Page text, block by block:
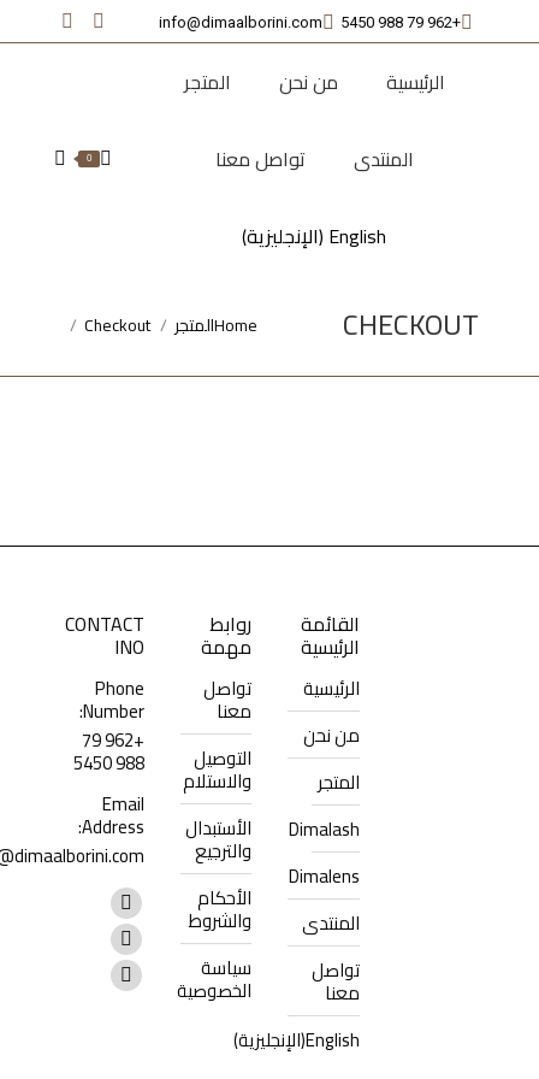
+962 79 988 5450
info@dimaalborini.com
Facebook
new
new
الرئيسية من نحن المتجر
المنتدى تواصل معنا
English
(الإنجليزية)
0
Search:
CHECKOUT
You are here:
Homeالمتجر Checkout
القائمة
الرئيسية
الرئيسية
من نحن
المتجر
Dimalash
Dimalens
المنتدى
تواصل
معنا
English
(الإنجليزية)
روابط
مهمة
تواصل
معنا
التوصيل
والاستلام
الأستبدال
والترجيع
الأحكام
والشروط
سياسة
الخصوصية
CONTACT
INO
Phone
Number:
+962 79
988 5450
Email
Address:
Find us on:
Facebook
page
opens
Instagram
page
Whatsapp